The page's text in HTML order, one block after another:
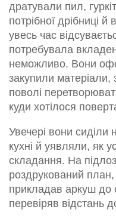
дратували пил,
потрібної дрібниці й
увесь час
потребувала
неможливо. Вони
закупили
поволі
куди хотілося
Увечері вони сиділи
кухні й уявляли, як
складання. На
роздрукований
прикладав аркуш до
перевіряв відстань